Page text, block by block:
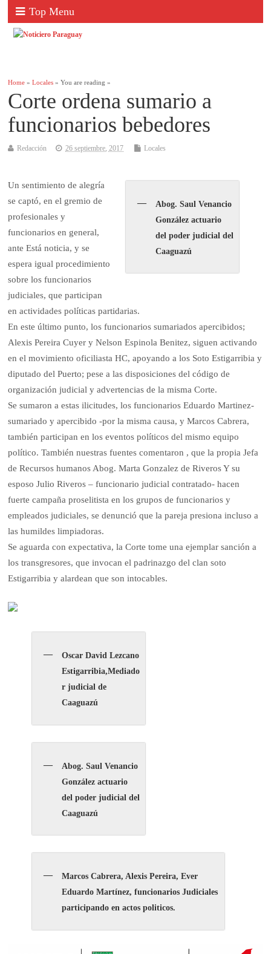
Top Menu
Home »Locales » You are reading »
Corte ordena sumario a
funcionarios bebedores
Redacción 26 septiembre, 2017 Locales
Abog. Saul Venancio
González actuario
del poder judicial del
Caaguazú
Un sentimiento de alegría
se captó, en el gremio de
profesionales y
funcionarios en general,
ante Está noticia, y se
espera igual procedimiento
sobre los funcionarios
judiciales, que participan
en actividades políticas partidarias.
En este último punto, los funcionarios sumariados apercibidos;
Alexis Pereira Cuyer y Nelson Espinola Benitez, siguen activando
en el movimiento oficiliasta HC, apoyando a los Soto Estigarribia y
diputado del Puerto; pese a las disposiciones del código de
organización judicial y advertencias de la misma Corte.
Se sumaron a estas ilicitudes, los funcionarios Eduardo Martinez-
sumariado y apercibido -por la misma causa, y Marcos Cabrera,
también participan en los eventos políticos del mismo equipo
político. También nuestras fuentes comentaron , que la propia Jefa
de Recursos humanos Abog. Marta Gonzalez de Riveros Y su
esposo Julio Riveros – funcionario judicial contratado- hacen
fuerte campaña proselitista en los grupos de funcionarios y
empleados judiciales, se denunció que la pareja presiona incluso a
las humildes limpiadoras.
Se aguarda con expectativa, la Corte tome una ejemplar sanción a
los transgresores, que invocan el padrinazgo del clan soto
Estigarribia y alardean que son intocables.
Oscar David Lezcano
Estigarribia,Mediado
r judicial de
Caaguazú
Abog. Saul Venancio
González actuario
del poder judicial del
Caaguazú
Marcos Cabrera, Alexis Pereira, Ever
Eduardo Martínez, funcionarios Judiciales
participando en actos politicos.